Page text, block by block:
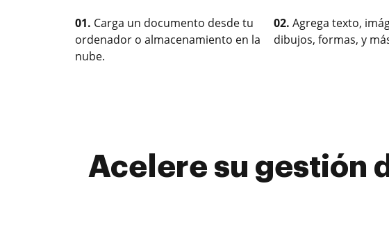
01. Carga un documento desde tu
ordenador o almacenamiento en la
nube.
02. Agrega texto,
dibujos, formas, y
Acelere su gestión